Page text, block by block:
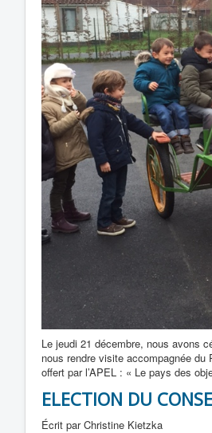
Le jeudi 21 décembre, nous avons
nous rendre visite accompagnée
offert par l’APEL : « Le pays des
ELECTION DU
Écrit parChristine Kietzka